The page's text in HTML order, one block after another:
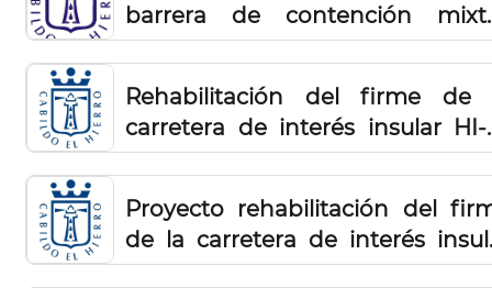
barrera de contención
metalmadera. Carreteras
HI-2
Rehabilitación del firme de
carretera de interés insular HI-
(H1-1-ISORA)
Proyecto rehabilitación del
de la carretera de interés
HI-6, cruce La Maceta, cruce